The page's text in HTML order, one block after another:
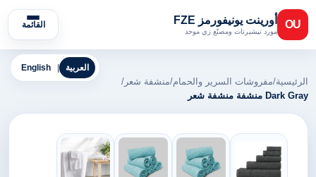
OU أورينت يونيفورمز FZE
مورد تيشيرتات ومصنّع زي موحد
القائمة
English العربية
الرئيسية/مفروشات السرير والحمام/منشفة شعر /
Dark Gray منشفة منشفة شعر